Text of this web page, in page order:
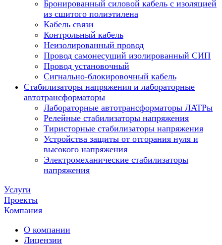
Бронированный силовой кабель с изоляцией
из сшитого полиэтилена
Кабель связи
Контрольный кабель
Неизолированный провод
Провод самонесущий изолированный СИП
Провод установочный
Сигнально-блокировочный кабель
Стабилизаторы напряжения и лабораторные
автотрансформаторы
Лабораторные автотрансформаторы ЛАТРы
Релейные стабилизаторы напряжения
Тиристорные стабилизаторы напряжения
Устройства защиты от отгорания нуля и
высокого напряжения
Электромеханические стабилизаторы
напряжения
Услуги
Проекты
Компания
О компании
Лицензии